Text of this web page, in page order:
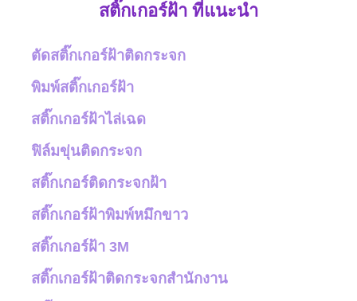
สติ๊กเกอร์ฝ้า ที่แนะนำ
ตัดสติ๊กเกอร์ฝ้าติดกระจก
พิมพ์สติ๊กเกอร์ฝ้า
สติ๊กเกอร์ฝ้าไล่เฉด
ฟิล์มขุ่นติดกระจก
สติ๊กเกอร์ติดกระจกฝ้า
สติ๊กเกอร์ฝ้าพิมพ์หมึกขาว
สติ๊กเกอร์ฝ้า 3M
สติ๊กเกอร์ฝ้าติดกระจกสำนักงาน